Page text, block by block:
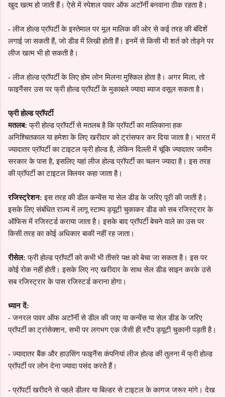
खुद खत्म हो जाती हैं। ऐसे में स्पेशल पावर ऑफ अटॉर्नी बनवाना ठीक रहता है।
-लीज होल्ड प्रॉपर्टी के इस्तेमाल पर मूल मालिक की ओर से कई तरह की बंदिशें
लगाई जा सकती हैं, जो डीड में लिखी होती हैं। इनमें से किसी भी शर्त को तोड़ने पर
लीज खत्म भी हो सकती है।
-लीज होल्ड प्रॉपर्टी के लिए होम लोन मिलना मुश्किल होता है। अगर मिला, तो
फाइनैंसर उस पर फ्री होल्ड प्रॉपर्टी के मुकाबले ज्यादा ब्याज वसूल सकता है।
फ्री होल्ड प्रॉपर्टी
मतलब:फ्री होल्ड प्रॉपर्टी से मतलब है कि प्रॉपर्टी का मालिकाना हक
अनिश्चितकाल या हमेशा के लिए खरीदार को ट्रांसफर कर दिया जाता है। भारत में
ज्यादातर प्रॉपर्टी का टाइटल फ्री होल्ड है, लेकिन दिल्ली में चूंकि ज्यादातर जमीन
सरकार के पास है, इसलिए यहां लीज होल्ड प्रॉपर्टी का चलन ज्यादा है। इस तरह
की प्रॉपर्टी का टाइटल क्लियर कहा जाता है।
रजिस्ट्रेशन:इस तरह की डील कन्वेंस या सेल डीड के जरिए पूरी की जाती है।
इसके लिए संबंधित राज्य में लागू स्टाम्प ड्यूटी चुकाकर डीड को सब रजिस्ट्रार के
ऑफिस में रजिस्टर्ड कराया जाता है। इसके बाद प्रॉपर्टी बेचने वाले का उस पर
किसी तरह का कोई अधिकार बाकी नहीं रह जाता।
रीसेल:फ्री होल्ड प्रॉपर्टी को कभी भी तीसरे पक्ष को बेचा जा सकता है। इस पर
कोई रोक नहीं होती। इसके लिए नए खरीदार के साथ सेल डीड साइन करके उसे
सब रजिस्ट्रार के पास रजिस्टर्ड कराना होगा।
ध्यान दें:
-जनरल पावर ऑफ अटॉर्नी से डील की जाए या कन्वेंस या सेल डीड के जरिए
प्रॉपर्टी का ट्रांसेक्शन, सभी पर लगभग एक जैसी ही स्टैंप ड्यूटी चुकानी पड़ती है।
-ज्यादातर बैंक और हाउसिंग फाइनैंस कंपनियां लीज होल्ड की तुलना में फ्री होल्ड
प्रॉपर्टी पर लोन देना ज्यादा पसंद करते हैं।
-प्रॉपर्टी खरीदने से पहले डीलर या बिल्डर से टाइटल के कागज जरूर मांगे। देख